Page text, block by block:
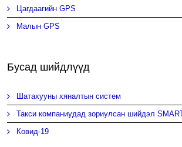
Цагдаагийн GPS
Малын GPS
Бусад шийдлүүд
Шатахууны хяналтын систем
Такси компаниудад зориулсан шийдэл
Ковид-19